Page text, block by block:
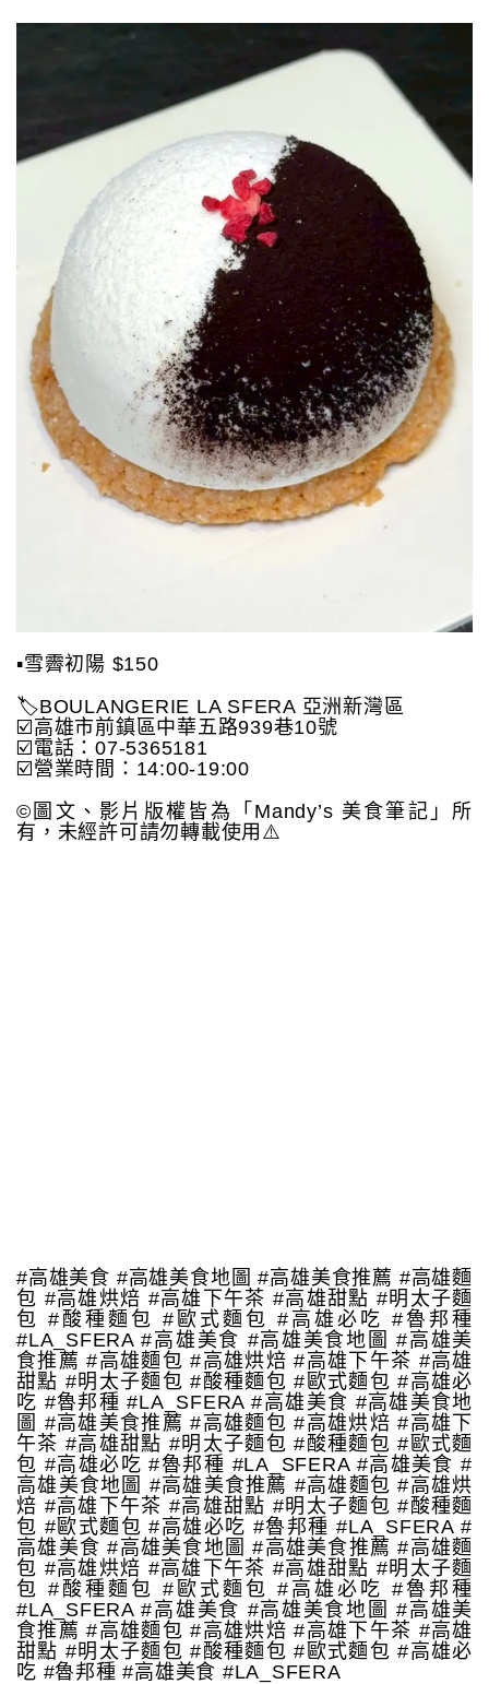
▪️雪霽初陽 $150
🏷️BOULANGERIE LA SFERA 亞洲新灣區
☑️高雄市前鎮區中華五路939巷10號
☑️電話：07-5365181
☑️營業時間：14:00-19:00
©️圖文、影片版權皆為「Mandy’s 美食筆記」所
有，未經許可請勿轉載使用⚠️
#高雄美食 #高雄美食地圖 #高雄美食推薦 #高雄麵
包 #高雄烘焙 #高雄下午茶 #高雄甜點 #明太子麵
包 #酸種麵包 #歐式麵包 #高雄必吃 #魯邦種
#LA_SFERA #高雄美食 #高雄美食地圖 #高雄美
食推薦 #高雄麵包 #高雄烘焙 #高雄下午茶 #高雄
甜點 #明太子麵包 #酸種麵包 #歐式麵包 #高雄必
吃 #魯邦種 #LA_SFERA #高雄美食 #高雄美食地
圖 #高雄美食推薦 #高雄麵包 #高雄烘焙 #高雄下
午茶 #高雄甜點 #明太子麵包 #酸種麵包 #歐式麵
包 #高雄必吃 #魯邦種 #LA_SFERA #高雄美食 #
高雄美食地圖 #高雄美食推薦 #高雄麵包 #高雄烘
焙 #高雄下午茶 #高雄甜點 #明太子麵包 #酸種麵
包 #歐式麵包 #高雄必吃 #魯邦種 #LA_SFERA #
高雄美食 #高雄美食地圖 #高雄美食推薦 #高雄麵
包 #高雄烘焙 #高雄下午茶 #高雄甜點 #明太子麵
包 #酸種麵包 #歐式麵包 #高雄必吃 #魯邦種
#LA_SFERA #高雄美食 #高雄美食地圖 #高雄美
食推薦 #高雄麵包 #高雄烘焙 #高雄下午茶 #高雄
甜點 #明太子麵包 #酸種麵包 #歐式麵包 #高雄必
吃 #魯邦種 #高雄美食 #LA_SFERA